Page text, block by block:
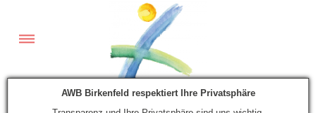
AWB Birkenfeld respektiert Ihre Privatsphäre